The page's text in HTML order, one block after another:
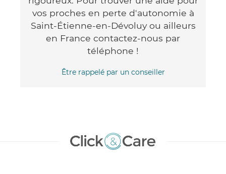
vos proches en perte d'autonomie à
Saint-Étienne-en-Dévoluy ou ailleurs
en France contactez-nous par
téléphone !
Être rappelé par un conseiller